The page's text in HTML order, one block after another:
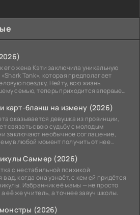
его жена Кэти заключила уникальную
Tank», которая предполагает
поездку, Нейту, всю жизнь
семью, теперь приходится впервые
карт-бланш на измену (2026)
оказывается девушка из провинции,
связать свою судьбу с молодым
заключают необычное соглашение,
в любой момент получить от нее
Саммер (2026)
с нестабильной психикой
ад, когда она узнаёт, с кем ей придётся
Избранник её мамы — не просто
её же учитель, а точнее завуч школы.
(2026)